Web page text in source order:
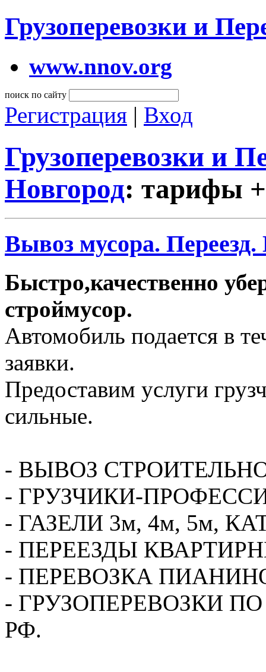
Грузоперевозки и
www.nnov.org
поиск по сайту
Регистрация | Вход
Грузоперевозки и
Новгород: тарифы
Вывоз мусора.
Быстро,качественно
строймусор.
Автомобиль подается в
заявки.
Предоставим услуги
сильные.
- ВЫВОЗ
- ГРУЗЧИКИ-
- ГАЗЕЛИ 3м, 4м, 5м,
- ПЕРЕЕЗДЫ
- ПЕРЕВОЗКА
- ГРУЗОПЕРЕВОЗКИ
РФ.